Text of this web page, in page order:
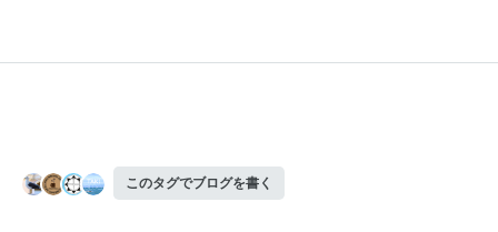
このタグでブログを書く